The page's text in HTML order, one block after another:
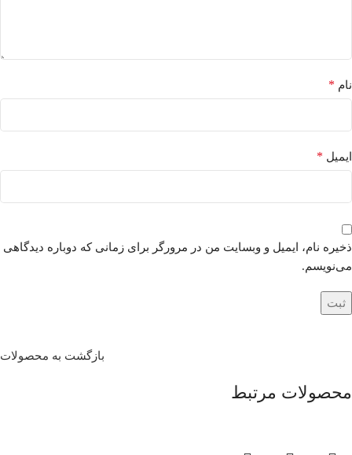
نام *
ایمیل *
ذخیره نام، ایمیل و وبسایت من در مرورگر برای زمانی که دوباره دیدگاهی
می‌نویسم.
بازگشت به محصولات
محصولات مرتبط